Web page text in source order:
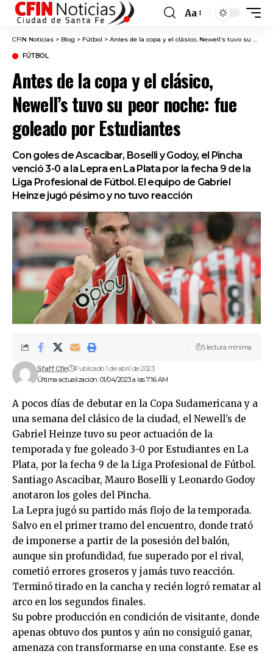
Font
Resizer
Aa
CFIN Noticias > Blog > Fútbol > Antes de la copa y el clásico, Newell’s tuvo su peor noche: fue goleado por Estudiantes
FÚTBOL
Antes de la copa y el clásico,
Newell’s tuvo su peor noche: fue
goleado por Estudiantes
Con goles de Ascacibar, Boselli y Godoy, el Pincha
venció 3-0 a la Lepra en La Plata por la fecha 9 de la
Liga Profesional de Fútbol. El equipo de Gabriel
Heinze jugó pésimo y no tuvo reacción
Última actualización: 01/04/2023 a las 7:16 AM
Sfaff Cfin Publicado 1 de abril de 2023
5 lectura mínima
A pocos días de debutar en la Copa Sudamericana y a
una semana del clásico de la ciudad, el Newell’s de
Gabriel Heinze tuvo su peor actuación de la
temporada y fue goleado 3-0 por Estudiantes en La
Plata, por la fecha 9 de la Liga Profesional de Fútbol.
Santiago Ascacibar, Mauro Boselli y Leonardo Godoy
anotaron los goles del Pincha.
La Lepra jugó su partido más flojo de la temporada.
Salvo en el primer tramo del encuentro, donde trató
de imponerse a partir de la posesión del balón,
aunque sin profundidad, fue superado por el rival,
cometió errores groseros y jamás tuvo reacción.
Terminó tirado en la cancha y recién logró rematar al
arco en los segundos finales.
Su pobre producción en condición de visitante, donde
apenas obtuvo dos puntos y aún no consiguió ganar,
amenaza con transformarse en una constante. Ese es